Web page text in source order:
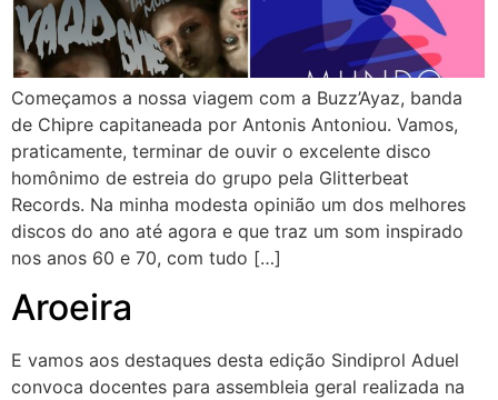
Começamos a nossa viagem com a Buzz’Ayaz, banda
de Chipre capitaneada por Antonis Antoniou. Vamos,
praticamente, terminar de ouvir o excelente disco
homônimo de estreia do grupo pela Glitterbeat
Records. Na minha modesta opinião um dos melhores
discos do ano até agora e que traz um som inspirado
nos anos 60 e 70, com tudo […]
Aroeira
E vamos aos destaques desta edição Sindiprol Aduel
convoca docentes para assembleia geral realizada na